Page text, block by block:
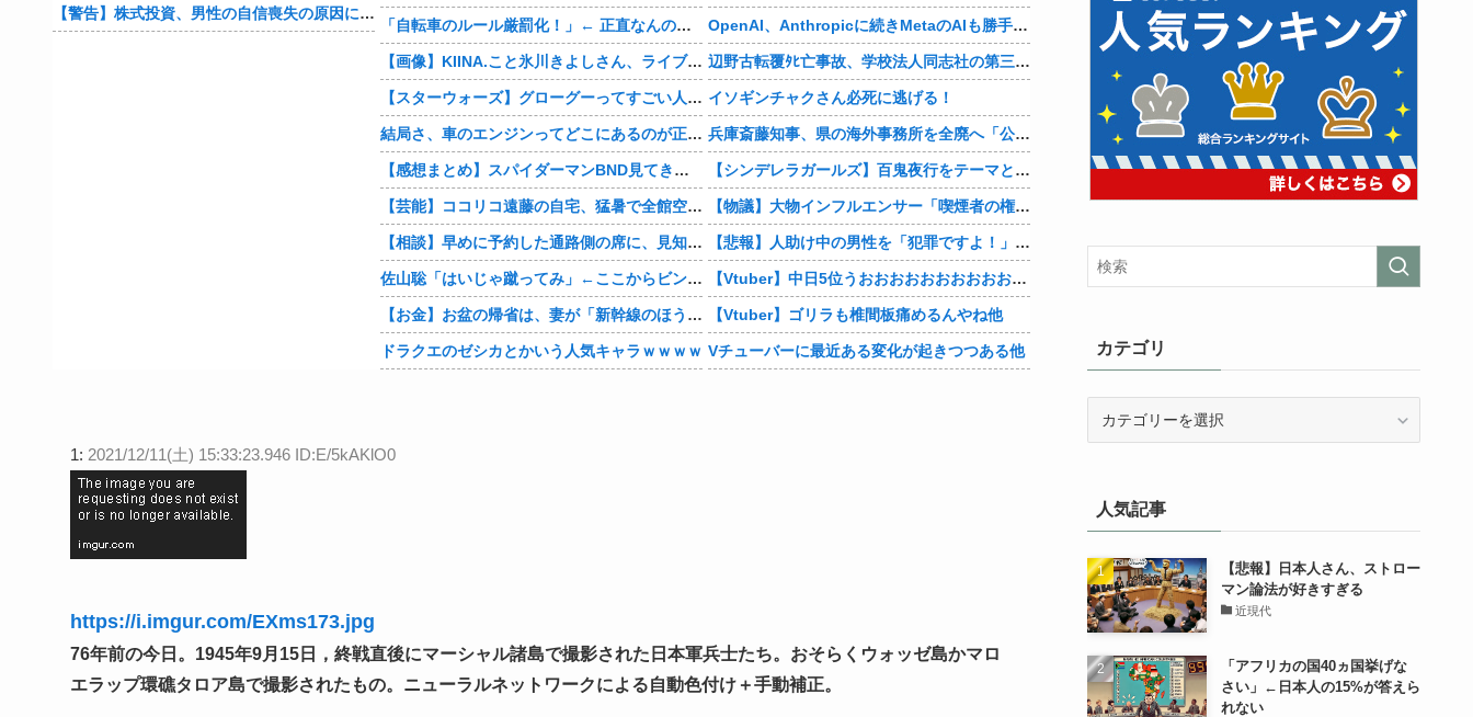
【警告】株式投資、男性の自信喪失の原因に… 6割超が「人生の敗者」自認
「自転車のルール厳罰化！」← 正直なんの意味もなかった件www
【画像】KIINA.こと氷川きよしさん、ライブを前にあたシコ欲全開www
【スターウォーズ】グローグーってすごい人気あるんだな…
結局さ、車のエンジンってどこにあるのが正解なんだよ！
【感想まとめ】スパイダーマンBND見てきたよ
【芸能】ココリコ遠藤の自宅、猛暑で全館空調故障…新品交換費300万円…高額費用に「高すぎる」
【相談】早めに予約した通路側の席に、見知らぬ母子が。車掌の呼びかけにも「目を閉じて無視」して居座られました。無理やり奪われた席は、結局“やったもん勝ち”になってしまうのでしょうか？
佐山聡「はいじゃ蹴ってみ」←ここからビンタされずに済む方法
【お金】お盆の帰省は、妻が「新幹線のほうが楽」と譲りません。東京から大阪まで家族4人だと往復「10万円」近くかかるため、私は車で節約したいのですが、実際の費用はどれくらい違うのでしょうか？
ドラクエのゼシカとかいう人気キャラｗｗｗｗ
OpenAI、Anthropicに続きMetaのAIも勝手に他社攻撃 嘘ξけど何これ流行ってんの？
辺野古転覆ﾀﾋ亡事故、学校法人同志社の第三者委員会が調査報告書を公表 … 安全配慮義務違反や安全管理に関する検証を妨げた組織風土の存在を指摘
イソギンチャクさん必死に逃げる！
兵庫斎藤知事、県の海外事務所を全廃へ「公務員が海外で遊ぶためにあるだけ」
【シンデレラガールズ】百鬼夜行をテーマとしたPOP UP SHOPが東京・大阪にて開催
【物議】大物インフルエンサー「喫煙者の権利がマジで侵害されてる。いくら税金払ってるんだ」他
【悲報】人助け中の男性を「犯罪ですよ！」と責めた女性、警察が来た瞬間逃げる他
【Vtuber】中日5位うおおおおおおおおおおおおおおおお他
【Vtuber】ゴリラも椎間板痛めるんやね他
Vチューバーに最近ある変化が起きつつある他
1: 2021/12/11(土) 15:33:23.946 ID:E/5kAKlO0
https://i.imgur.com/EXms173.jpg
76年前の今日。1945年9月15日，終戦直後にマーシャル諸島で撮影された日本軍兵士たち。おそらくウォッゼ島かマロ
エラップ環礁タロア島で撮影されたもの。ニューラルネットワークによる自動色付け＋手動補正。
カテゴリ
人気記事
【悲報】日本人さん、ストロー
マン論法が好きすぎる
近現代
「アフリカの国40ヵ国挙げな
さい」←日本人の15%が答えら
れない